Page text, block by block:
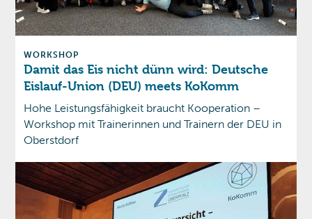
WORKSHOP
Damit das Eis nicht dünn wird: Deutsche
Eislauf-Union (DEU) meets KoKomm
Hohe Leistungsfähigkeit braucht Kooperation –
Workshop mit Trainerinnen und Trainern der DEU in
Oberstdorf